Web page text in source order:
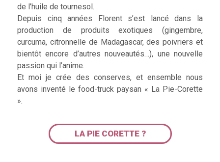
de l’huile de tournesol.
Depuis cinq années Florent s’est lancé dans la
production de produits exotiques (gingembre,
curcuma, citronnelle de Madagascar, des poivriers et
bientôt encore d’autres nouveautés…), une nouvelle
passion qui l’anime.
Et moi je crée des conserves, et ensemble nous
avons inventé le food-truck paysan « La Pie-Corette
».
LA PIE CORETTE ?